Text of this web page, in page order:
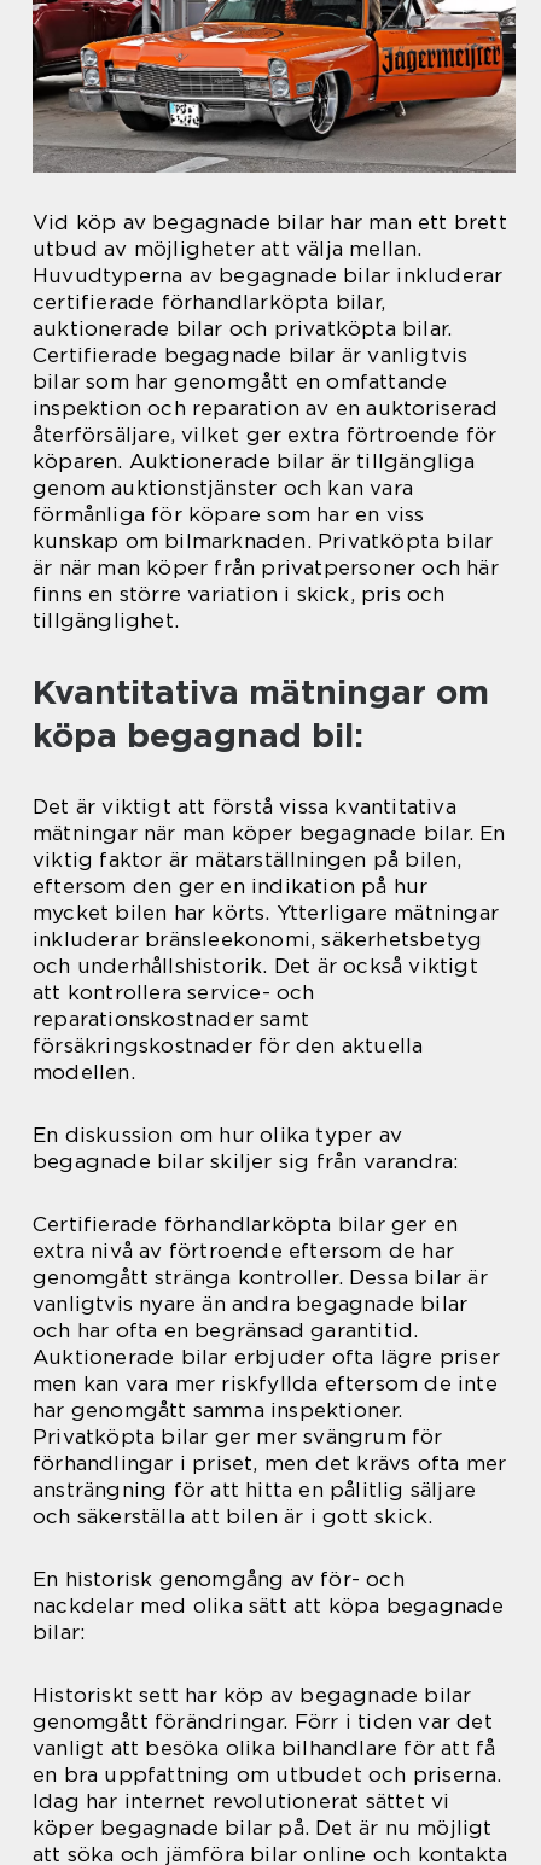
Vid köp av begagnade bilar har man ett brett
utbud av möjligheter att välja mellan.
Huvudtyperna av begagnade bilar inkluderar
certifierade förhandlarköpta bilar,
auktionerade bilar och privatköpta bilar.
Certifierade begagnade bilar är vanligtvis
bilar som har genomgått en omfattande
inspektion och reparation av en auktoriserad
återförsäljare, vilket ger extra förtroende för
köparen. Auktionerade bilar är tillgängliga
genom auktionstjänster och kan vara
förmånliga för köpare som har en viss
kunskap om bilmarknaden. Privatköpta bilar
är när man köper från privatpersoner och här
finns en större variation i skick, pris och
tillgänglighet.
Kvantitativa mätningar om
köpa begagnad bil:
Det är viktigt att förstå vissa kvantitativa
mätningar när man köper begagnade bilar. En
viktig faktor är mätarställningen på bilen,
eftersom den ger en indikation på hur
mycket bilen har körts. Ytterligare mätningar
inkluderar bränsleekonomi, säkerhetsbetyg
och underhållshistorik. Det är också viktigt
att kontrollera service- och
reparationskostnader samt
försäkringskostnader för den aktuella
modellen.
En diskussion om hur olika typer av
begagnade bilar skiljer sig från varandra:
Certifierade förhandlarköpta bilar ger en
extra nivå av förtroende eftersom de har
genomgått stränga kontroller. Dessa bilar är
vanligtvis nyare än andra begagnade bilar
och har ofta en begränsad garantitid.
Auktionerade bilar erbjuder ofta lägre priser
men kan vara mer riskfyllda eftersom de inte
har genomgått samma inspektioner.
Privatköpta bilar ger mer svängrum för
förhandlingar i priset, men det krävs ofta mer
ansträngning för att hitta en pålitlig säljare
och säkerställa att bilen är i gott skick.
En historisk genomgång av för- och
nackdelar med olika sätt att köpa begagnade
bilar:
Historiskt sett har köp av begagnade bilar
genomgått förändringar. Förr i tiden var det
vanligt att besöka olika bilhandlare för att få
en bra uppfattning om utbudet och priserna.
Idag har internet revolutionerat sättet vi
köper begagnade bilar på. Det är nu möjligt
att söka och jämföra bilar online och kontakta